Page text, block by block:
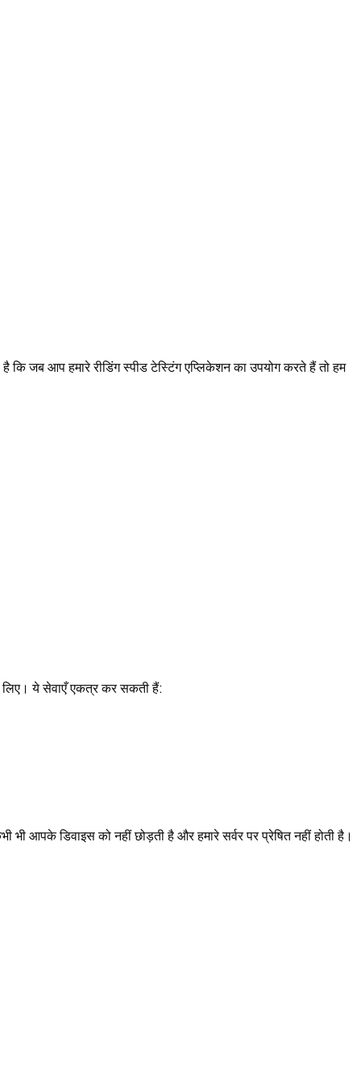
है कि जब आप हमारे रीडिंग स्पीड टेस्टिंग एप्लिकेशन का उपयोग करते हैं तो हम
लिए। ये सेवाएँ एकत्र कर सकती हैं:
डिवाइस को नहीं छोड़ती है और हमारे सर्वर पर प्रेषित नहीं होती है।